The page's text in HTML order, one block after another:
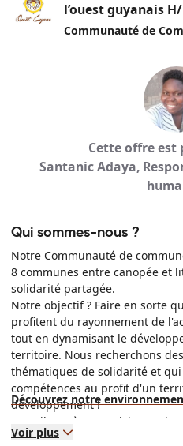
l’ouest guyanais
Communauté de
Cette offre est
Santanic Adaya,
Qui sommes-nous ?
Notre Communauté de
8 communes entre canopée et
solidarité partagée.
Notre objectif ? Faire en sorte
profitent du rayonnement de
tout en dynamisant le
territoire. Nous recherchons
thématiques de solidarité et
compétences au profit d'un
développement !
Contribuez à notre vision et
prometteur !
Découvrez notre
Voir plus